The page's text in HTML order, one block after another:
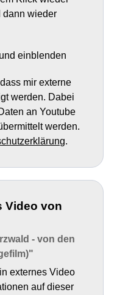
dann wieder
einblenden
mir externe
werden. Dabei
an Youtube
werden.
.
Video von
- von den
externes Video
auf dieser